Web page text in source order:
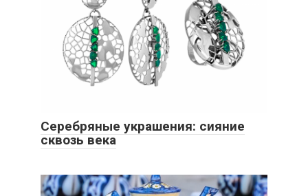
Серебряные украшения: сияние
сквозь века